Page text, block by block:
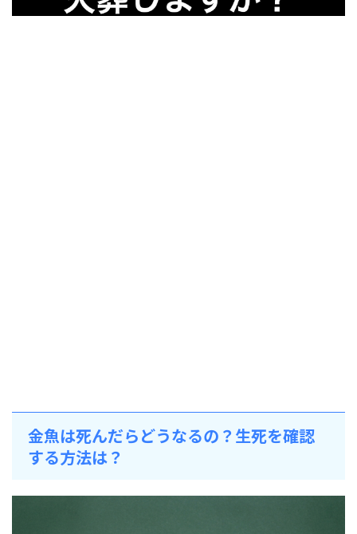
金魚は死んだらどうなるの？生死を確認
する方法は？